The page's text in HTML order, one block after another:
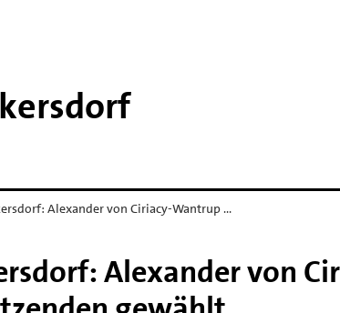
Alexander von Ciriacy-Wantrup …
Alexander von